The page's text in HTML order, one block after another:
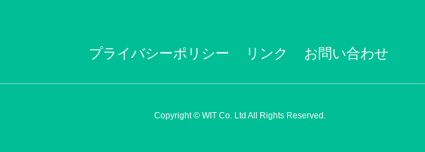
プライバシーポリシー リンク お問い合わせ
Copyright © WIT Co. Ltd All Rights Reserved.